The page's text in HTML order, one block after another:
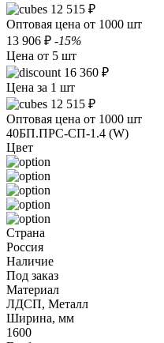
12 515 ₽
Оптовая цена от 1000 шт
13 906 ₽ -15%
Цена от 5 шт
16 360 ₽
Цена за 1 шт
12 515 ₽
Оптовая цена от 1000 шт
40БП.ПРС-СП-1.4 (W)
Цвет
Страна
Россия
Наличие
Под заказ
Материал
ЛДСП, Металл
Ширина, мм
1600